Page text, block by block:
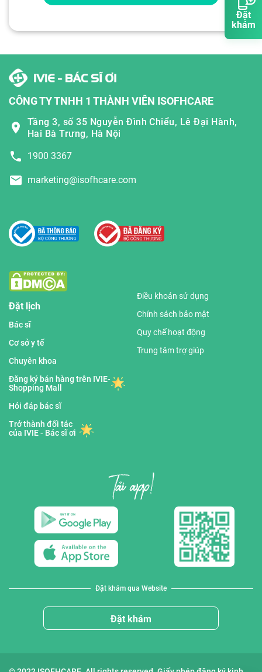
Đặt
khám
CÔNG TY TNHH 1 THÀNH VIÊN ISOFHCARE
Tầng 3, số 35 Nguyễn Đình Chiểu, Lê Đại Hành,
Hai Bà Trưng, Hà Nội
1900 3367
marketing@isofhcare.com
Đặt lịch
Bác sĩ
Cơ sở y tế
Chuyên khoa
Đăng ký bán hàng trên IVIE-
Shopping Mall
Hỏi đáp bác sĩ
Trở thành đối tác
của IVIE - Bác sĩ ơi
Điều khoản sử dụng
Chính sách bảo mật
Quy chế hoạt động
Trung tâm trợ giúp
Đặt khám qua Website
Đặt khám